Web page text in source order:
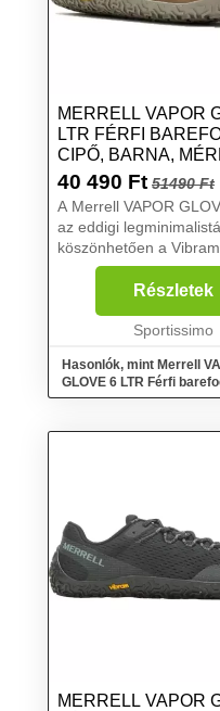
MERRELL VAPOR
LTR FÉRFI
CIPŐ, BARNA,
40 490 Ft 51490 Ft
A Merrell VAPOR
az eddigi
köszönhetően a
EcoStep talpnak, amely
tökéletesen illeszkedik
és így fokozza a
tartósságot, a minőségi
Részletek
Sportissimo
Hasonlók, mint Merrell
GLOVE 6 LTR Férfi
barna, méret 46
MERRELL VAPOR